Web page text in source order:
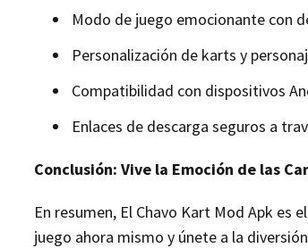
Modo de juego emocionante con
Personalización de karts y
Compatibilidad con dispositivos
Enlaces de descarga seguros a
Conclusión: Vive la Emoción de las
En resumen, El Chavo Kart Mod Apk es
juego ahora mismo y únete a la